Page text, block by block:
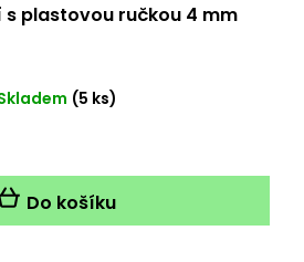
plastovou ručkou 4 mm
(5 ks)
Do košíku